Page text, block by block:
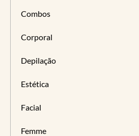
Combos
Corporal
Depilação
Estética
Facial
Femme